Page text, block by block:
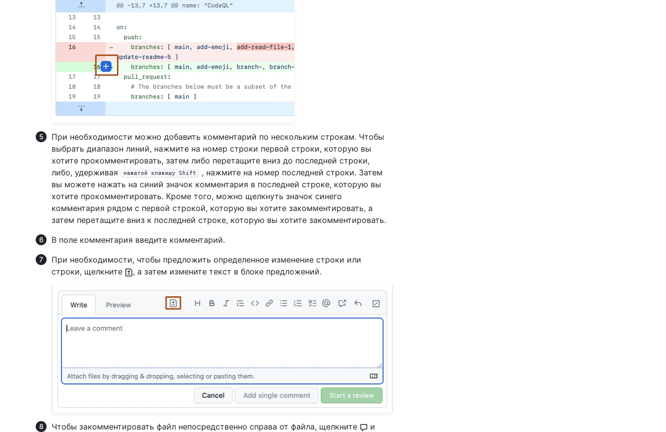
При необходимости можно добавить комментарий по нескольким строкам. Чтобы
выбрать диапазон линий, нажмите на номер строки первой строки, которую вы
хотите прокомментировать, затем либо перетащите вниз до последней строки,
либо, удерживая
нажатой клавишу Shift
, нажмите на номер последней строки. Затем
вы можете нажать на синий значок комментария в последней строке, которую вы
хотите прокомментировать. Кроме того, можно щелкнуть значок синего
комментария рядом с первой строкой, которую вы хотите закомментировать, а
затем перетащите вниз к последней строке, которую вы хотите закомментировать.
В поле комментария введите комментарий.
При необходимости, чтобы предложить определенное изменение строки или
строки, щелкните
, а затем измените текст в блоке предложений.
Чтобы закомментировать файл непосредственно справа от файла, щелкните
и